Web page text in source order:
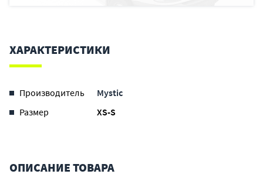
ХАРАКТЕРИСТИКИ
Производитель
Mystic
Размер
XS-S
ОПИСАНИЕ ТОВАРА